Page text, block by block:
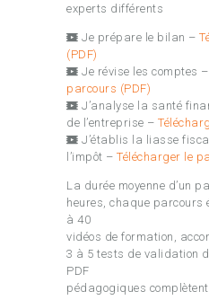
experts différents
Je prépare le bilan –
(PDF)
Je révise les comptes –
parcours (PDF)
J’analyse la santé
de l’entreprise –
J’établis la liasse
l’impôt – Télécharger le
La durée moyenne d’un
heures, chaque parcours
à 40
vidéos de formation,
3 à 5 tests de validation
PDF
pédagogiques